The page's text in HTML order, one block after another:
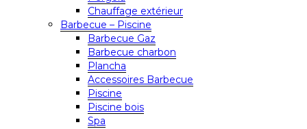
Chauffage extérieur
Barbecue – Piscine
Barbecue Gaz
Barbecue charbon
Plancha
Accessoires Barbecue
Piscine
Piscine bois
Spa